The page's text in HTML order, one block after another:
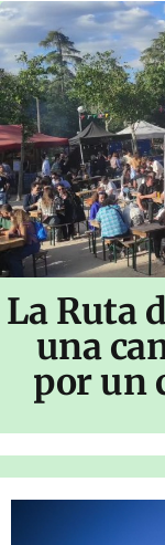
La Ruta
una
por un